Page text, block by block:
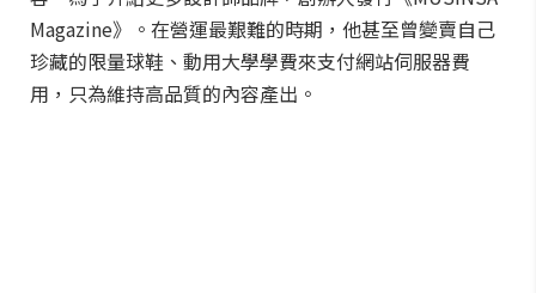
Magazine》。在營運最艱難的時期，他甚至曾變賣自己
珍藏的限量球鞋、動用大學學費來支付網站伺服器費
用，只為維持高品質的內容產出。